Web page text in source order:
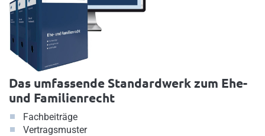
Das umfassende Standardwerk zum Ehe-
und Familienrecht
Fachbeiträge
Vertragsmuster